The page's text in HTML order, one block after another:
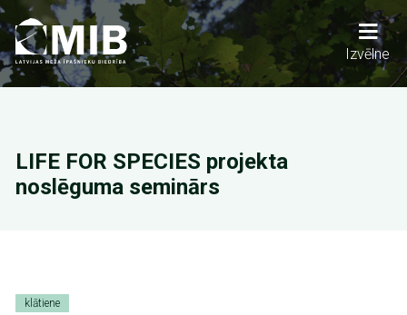
Pārlekt
uz
galveno
saturu
Main
navigation
Izvēlne
LIFE FOR SPECIES projekta
noslēguma seminārs
klātiene